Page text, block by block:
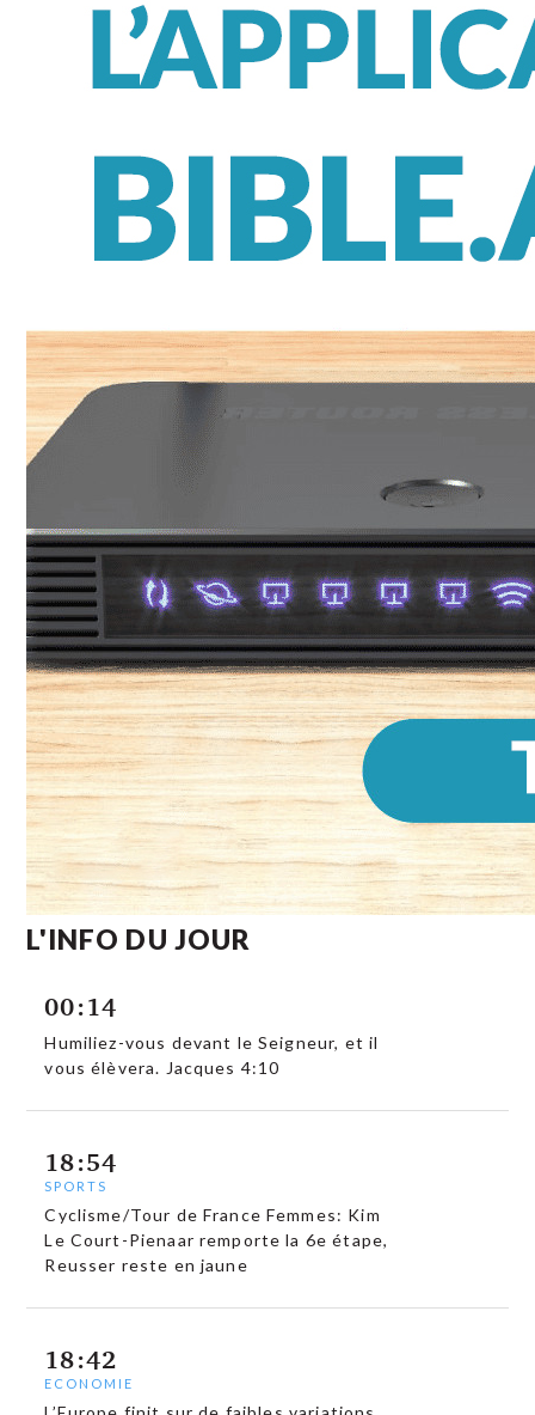
L'INFO DU JOUR
00:14
Humiliez-vous devant le Seigneur, et il
vous élèvera. Jacques 4:10
18:54
SPORTS
Cyclisme/Tour de France Femmes: Kim
Le Court-Pienaar remporte la 6e étape,
Reusser reste en jaune
18:42
ECONOMIE